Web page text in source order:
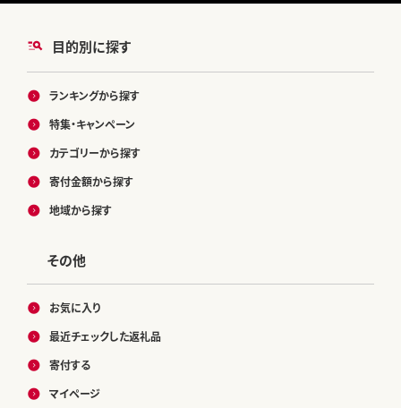
目的別に探す
ランキングから探す
特集・キャンペーン
カテゴリーから探す
寄付金額から探す
地域から探す
その他
お気に入り
最近チェックした返礼品
寄付する
マイページ